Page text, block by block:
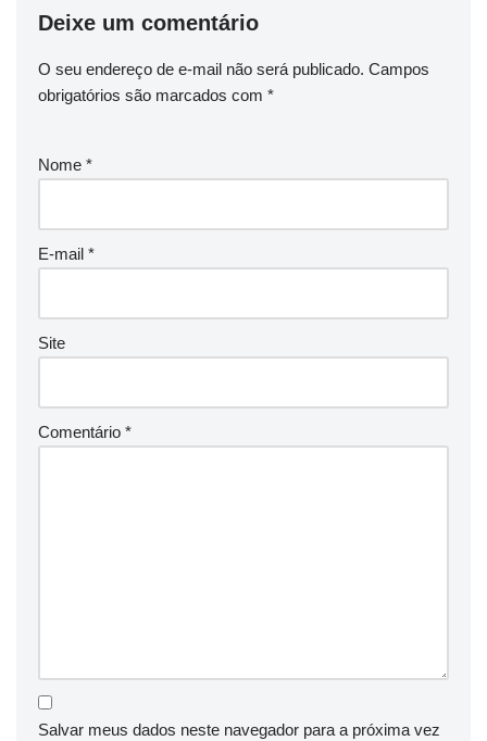
Deixe um comentário
O seu endereço de e-mail não será publicado. Campos
obrigatórios são marcados com *
Nome *
E-mail *
Site
Comentário *
Salvar meus dados neste navegador para a próxima vez